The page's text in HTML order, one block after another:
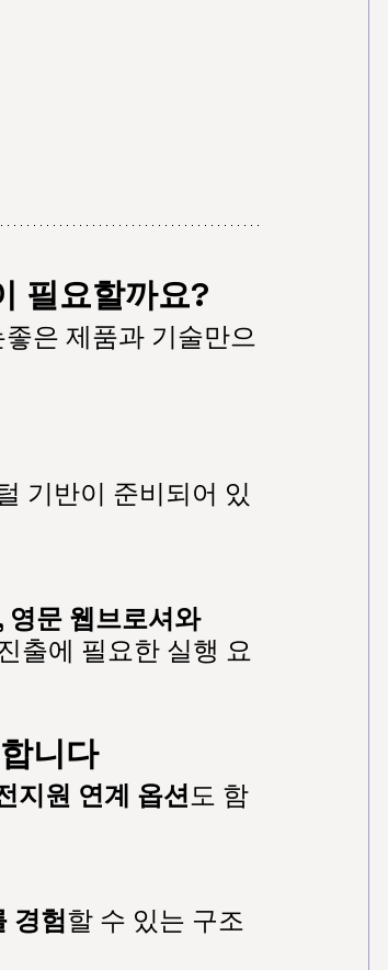
필요할까요?
은 제품과 기술만으
기반이 준비되어 있
영문 웹브로셔와
출에 필요한 실행 요
니다
지원 연계 옵션도 함
경험할 수 있는 구조